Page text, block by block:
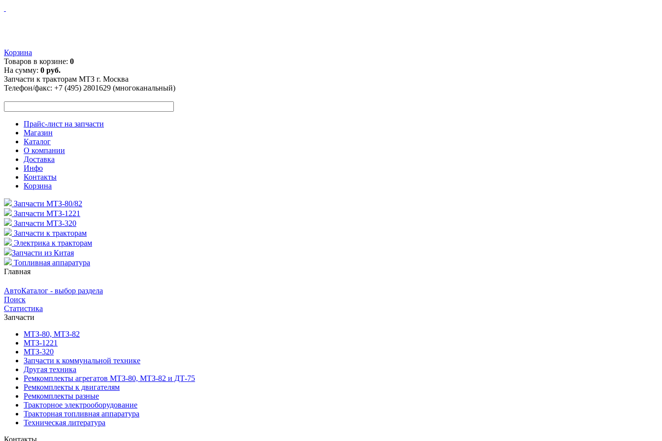
Корзина
Товаров в корзине: 0
На сумму: 0 руб.
Запчасти к тракторам МТЗ г. Москва
Телефон/факс: +7 (495) 2801629 (многоканальный)
Прайс-лист на запчасти
Магазин
Каталог
О компании
Доставка
Инфо
Контакты
Корзина
Запчасти МТЗ-80/82
Запчасти МТЗ-1221
Запчасти МТЗ-320
Запчасти к тракторам
Электрика к тракторам
Запчасти из Китая
Топливная аппаратура
Главная
АвтоКаталог - выбор раздела
Поиск
Статистика
Запчасти
МТЗ-80, МТЗ-82
МТЗ-1221
МТЗ-320
Запчасти к коммунальной технике
Другая техника
Ремкомплекты агрегатов МТЗ-80, МТЗ-82 и ДТ-75
Ремкомплекты к двигателям
Ремкомплекты разные
Тракторное электрооборудование
Тракторная топливная аппаратура
Техническая литература